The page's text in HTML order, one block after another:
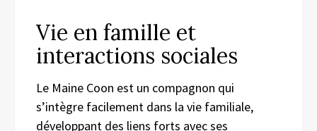
Vie en famille et
interactions sociales
Le Maine Coon est un compagnon qui
s’intègre facilement dans la vie familiale,
développant des liens forts avec ses